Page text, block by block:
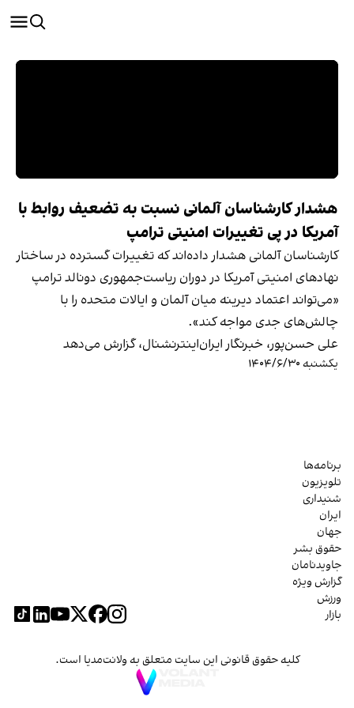
هشدار کارشناسان آلمانی نسبت به تضعیف روابط با
آمریکا در پی تغییرات امنیتی ترامپ
کارشناسان آلمانی هشدار داده‌اند که تغییرات گسترده در ساختار
نهادهای امنیتی آمریکا در دوران ریاست‌جمهوری دونالد ترامپ
«می‌تواند اعتماد دیرینه میان آلمان و ایالات متحده را با
چالش‌های جدی مواجه کند».
علی حسن‌پور، خبرنگار ایران‌اینترنشنال، گزارش می‌دهد
یکشنبه ۱۴۰۴/۶/۳۰
برنامه‌ها
تلویزیون
شنیداری
ایران
جهان
حقوق بشر
جاویدنامان
گزارش ویژه
ورزش
بازار
کلیه حقوق قانونی این سایت متعلق به ولانت‌مدیا است.